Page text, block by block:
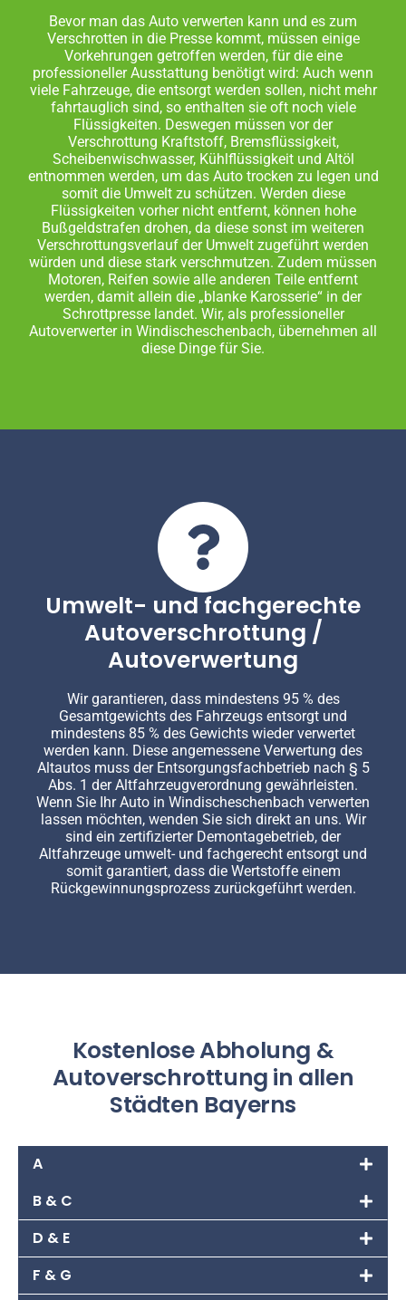
Bevor man das Auto verwerten kann und es zum
Verschrotten in die Presse kommt, müssen einige
Vorkehrungen getroffen werden, für die eine
professioneller Ausstattung benötigt wird: Auch wenn
viele Fahrzeuge, die entsorgt werden sollen, nicht mehr
fahrtauglich sind, so enthalten sie oft noch viele
Flüssigkeiten. Deswegen müssen vor der
Verschrottung Kraftstoff, Bremsflüssigkeit,
Scheibenwischwasser, Kühlflüssigkeit und Altöl
entnommen werden, um das Auto trocken zu legen und
somit die Umwelt zu schützen. Werden diese
Flüssigkeiten vorher nicht entfernt, können hohe
Bußgeldstrafen drohen, da diese sonst im weiteren
Verschrottungsverlauf der Umwelt zugeführt werden
würden und diese stark verschmutzen. Zudem müssen
Motoren, Reifen sowie alle anderen Teile entfernt
werden, damit allein die „blanke Karosserie“ in der
Schrottpresse landet. Wir, als professioneller
Autoverwerter in Windischeschenbach, übernehmen all
diese Dinge für Sie.
Umwelt- und fachgerechte
Autoverschrottung /
Autoverwertung
Wir garantieren, dass mindestens 95 % des
Gesamtgewichts des Fahrzeugs entsorgt und
mindestens 85 % des Gewichts wieder verwertet
werden kann. Diese angemessene Verwertung des
Altautos muss der Entsorgungsfachbetrieb nach § 5
Abs. 1 der Altfahrzeugverordnung gewährleisten.
Wenn Sie Ihr Auto in Windischeschenbach verwerten
lassen möchten, wenden Sie sich direkt an uns. Wir
sind ein zertifizierter Demontagebetrieb, der
Altfahrzeuge umwelt- und fachgerecht entsorgt und
somit garantiert, dass die Wertstoffe einem
Rückgewinnungsprozess zurückgeführt werden.
Kostenlose Abholung &
Autoverschrottung in allen
Städten Bayerns
A
B & C
D & E
F & G